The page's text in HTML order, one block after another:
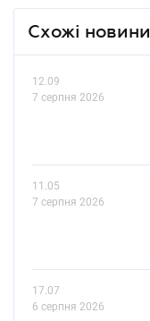
Схожі новини
12.09
7 серпня 2026
11.05
7 серпня 2026
17.07
6 серпня 2026